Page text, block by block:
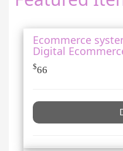
Ecommerce
Digital
$66